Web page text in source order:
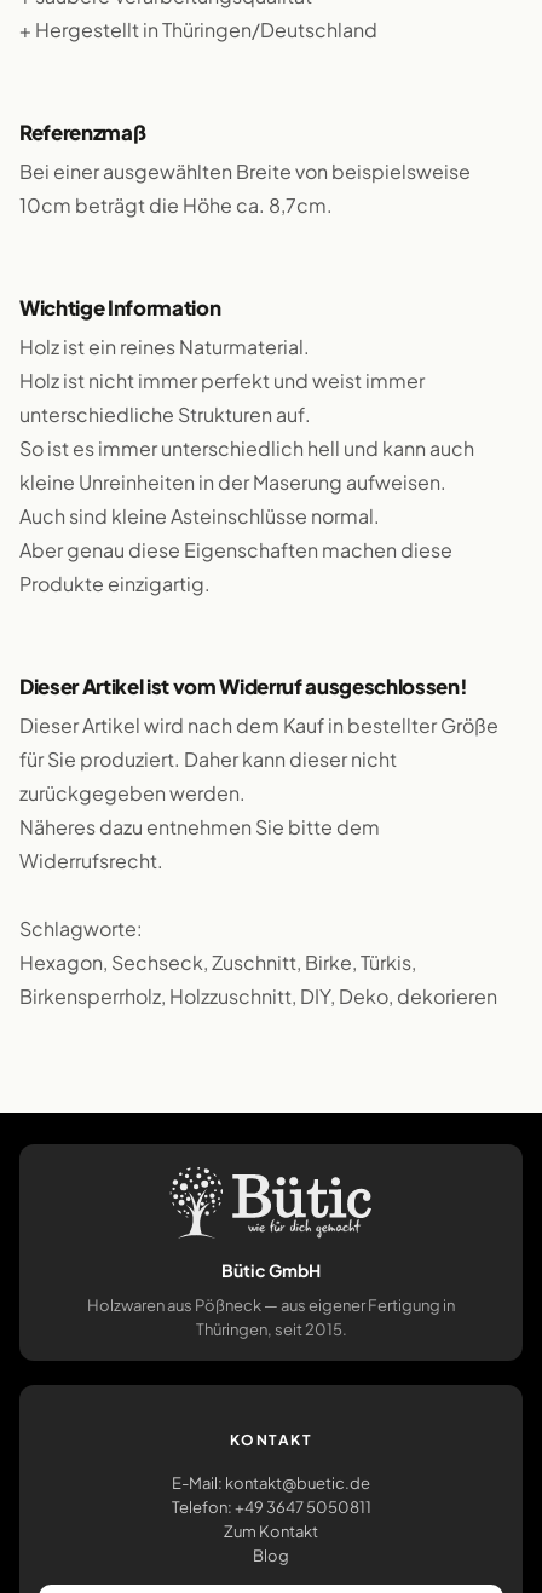
+ Hergestellt in Thüringen/Deutschland
Referenzmaß
Bei einer ausgewählten Breite von beispielsweise
10cm beträgt die Höhe ca. 8,7cm.
Wichtige Information
Holz ist ein reines Naturmaterial.
Holz ist nicht immer perfekt und weist immer
unterschiedliche Strukturen auf.
So ist es immer unterschiedlich hell und kann auch
kleine Unreinheiten in der Maserung aufweisen.
Auch sind kleine Asteinschlüsse normal.
Aber genau diese Eigenschaften machen diese
Produkte einzigartig.
Dieser Artikel ist vom Widerruf ausgeschlossen!
Dieser Artikel wird nach dem Kauf in bestellter Größe
für Sie produziert. Daher kann dieser nicht
zurückgegeben werden.
Näheres dazu entnehmen Sie bitte dem
Widerrufsrecht.
Schlagworte:
Hexagon, Sechseck, Zuschnitt, Birke, Türkis,
Birkensperrholz, Holzzuschnitt, DIY, Deko, dekorieren
Bütic GmbH
Holzwaren aus Pößneck — aus eigener Fertigung in
Thüringen, seit 2015.
KONTAKT
E-Mail: kontakt@buetic.de
Telefon: +49 3647 5050811
Zum Kontakt
Blog